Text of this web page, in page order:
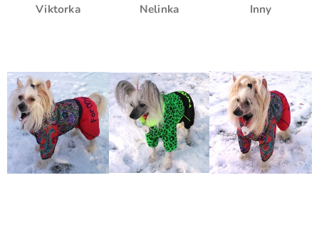
Viktorka Nelinka Inny